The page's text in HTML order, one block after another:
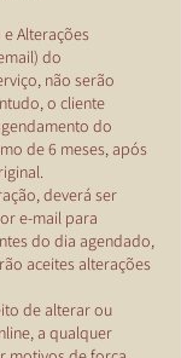
Alterações
do
não serão
o cliente
do
de 6 meses, após
deverá ser
e-mail para
do dia agendado,
aceites alterações
de alterar ou
a qualquer